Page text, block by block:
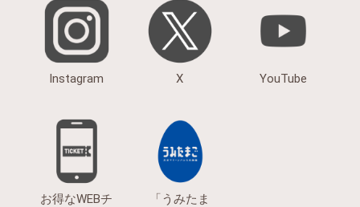
Instagram X YouTube
お得なWEBチ
「うみたま